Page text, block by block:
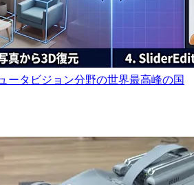
ータビジョン分野の世界最高峰の国